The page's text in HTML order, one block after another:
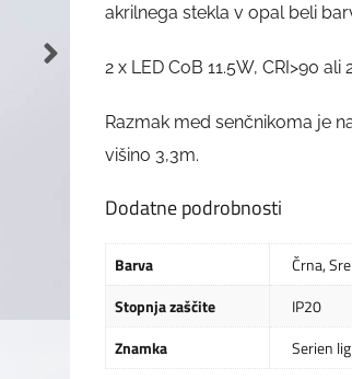
akrilnega stekla v opal beli
2 x LED CoB 11.5W, CRI>90 ali
Razmak med senčnikoma je
višino 3,3m.
Dodatne podrobnosti
Barva Črna,
Stopnja zaščite
IP20
Znamka
Serien